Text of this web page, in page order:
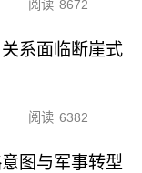
阅读 8672
系面临断崖式
阅读 6382
图与军事转型